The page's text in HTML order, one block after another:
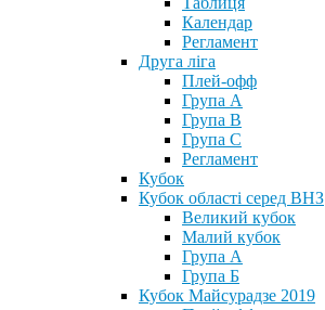
Календар
Регламент
Друга ліга
Плей-офф
Група А
Група В
Група С
Регламент
Кубок
Кубок області серед ВНЗ
Великий кубок
Малий кубок
Група А
Група Б
Кубок Майсурадзе 2019